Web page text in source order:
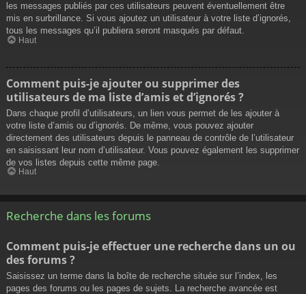
les messages publiés par ces utilisateurs peuvent éventuellement être
mis en surbrillance. Si vous ajoutez un utilisateur à votre liste d’ignorés,
tous les messages qu’il publiera seront masqués par défaut.
Haut
Comment puis-je ajouter ou supprimer des
utilisateurs de ma liste d’amis et d’ignorés ?
Dans chaque profil d’utilisateurs, un lien vous permet de les ajouter à
votre liste d’amis ou d’ignorés. De même, vous pouvez ajouter
directement des utilisateurs depuis le panneau de contrôle de l’utilisateur
en saisissant leur nom d’utilisateur. Vous pouvez également les supprimer
de vos listes depuis cette même page.
Haut
Recherche dans les forums
Comment puis-je effectuer une recherche dans un ou
des forums ?
Saisissez un terme dans la boîte de recherche située sur l’index, les
pages des forums ou les pages de sujets. La recherche avancée est